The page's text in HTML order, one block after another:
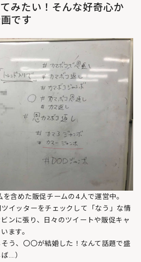
みたい！そんな好奇心か
です
含めた販促チームの4人で運営中。
イッターをチェックして「なう」な情
ンに張り、日々のツイートや販促キャ
ます。
そう、〇〇が結婚した！なんて話題で盛
….）